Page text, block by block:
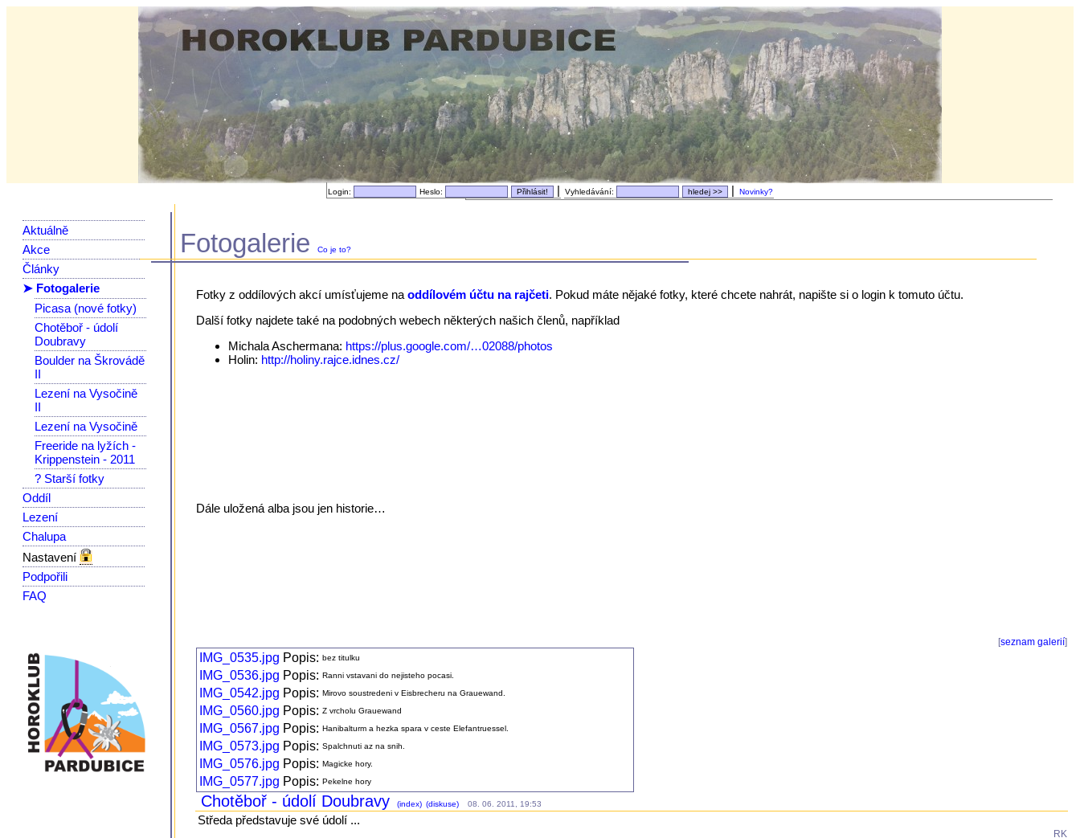
Login: Heslo: | Vyhledávání: | Novinky?
Aktuálně
Akce
Články
➤ Fotogalerie
Picasa (nové fotky)
Chotěboř - údolí
Doubravy
Boulder na Škrovádě
II
Lezení na Vysočině
II
Lezení na Vysočině
Freeride na lyžích -
Krippenstein - 2011
? Starší fotky
Oddíl
Lezení
Chalupa
Nastavení
Podpořili
FAQ
Fotogalerie Co je to?
Fotky z oddílových akcí umísťujeme na oddílovém účtu na rajčeti. Pokud máte nějaké fotky, které chcete nahrát, napište si o login k tomuto účtu.
Další fotky najdete také na podobných webech některých našich členů, například
Michala Aschermana: https://plus.google.com/…02088/photos
Holin: http://holiny.rajce.idnes.cz/
Dále uložená alba jsou jen historie…
[seznam galerií]
IMG_0535.jpg Popis: bez titulku
IMG_0536.jpg Popis: Ranni vstavani do nejisteho pocasi.
IMG_0542.jpg Popis: Mirovo soustredeni v Eisbrecheru na Grauewand.
IMG_0560.jpg Popis: Z vrcholu Grauewand
IMG_0567.jpg Popis: Hanibalturm a hezka spara v ceste Elefantruessel.
IMG_0573.jpg Popis: Spalchnuti az na snih.
IMG_0576.jpg Popis: Magicke hory.
IMG_0577.jpg Popis: Pekelne hory
Chotěboř - údolí Doubravy (index) (diskuse) 08. 06. 2011, 19:53
Středa představuje své údolí ...
RK